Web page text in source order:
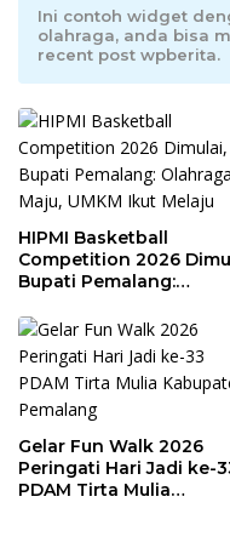
Ini contoh widget
olahraga, anda bisa
recent post wpberita.
HIPMI Basketball
Competition 2026
Bupati Pemalang:
Melaju
Gelar Fun Walk 2026
Peringati Hari Jadi ke-
PDAM Tirta Mulia